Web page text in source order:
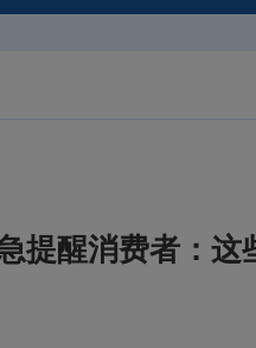
提醒消费者：